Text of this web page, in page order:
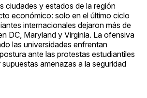
ciudades y estados de la región
económico: solo en el último ciclo
internacionales dejaron más de
DC, Maryland y Virginia. La ofensiva
las universidades enfrentan
ante las protestas estudiantiles
amenazas a la seguridad